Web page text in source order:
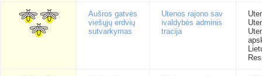
Aušros gatvės
viešųjų erdvių
sutvarkymas
Utenos rajono sav
ivaldybės adminis
tracija